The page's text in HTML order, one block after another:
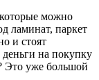
можно
ламинат, паркет
и стоят
на покупку
Это уже большой